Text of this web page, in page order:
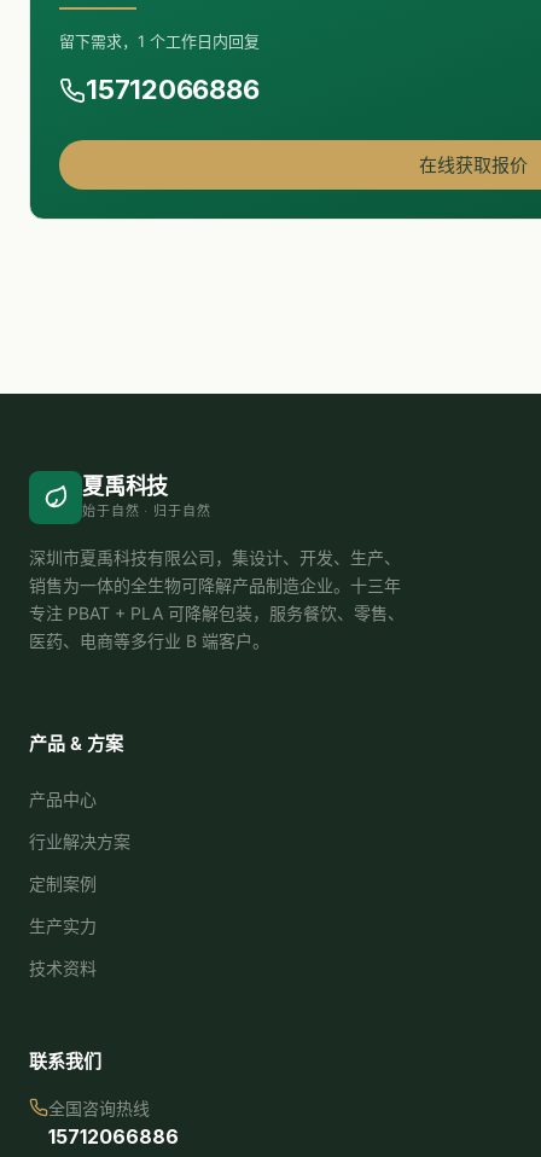
留下需求，1 个工作日内回复
15712066886
在线获取报价
夏禹科技
始于自然 · 归于自然
深圳市夏禹科技有限公司，集设计、开发、生产、
销售为一体的全生物可降解产品制造企业。十三年
专注 PBAT + PLA 可降解包装，服务餐饮、零售、
医药、电商等多行业 B 端客户。
产品 & 方案
产品中心
行业解决方案
定制案例
生产实力
技术资料
联系我们
全国咨询热线
15712066886